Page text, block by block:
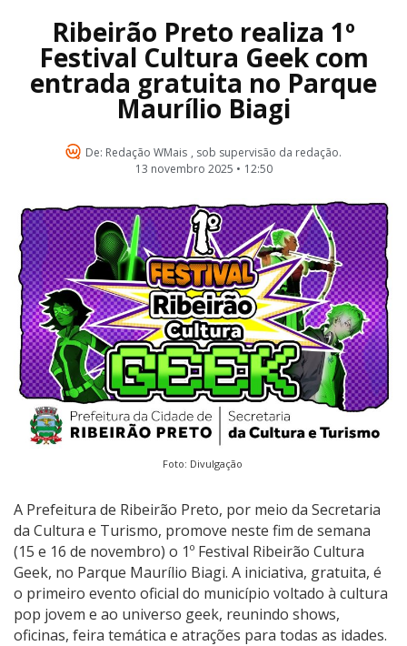
Ribeirão Preto realiza 1º
Festival Cultura Geek com
entrada gratuita no Parque
Maurílio Biagi
De: Redação WMais , sob supervisão da redação.
13 novembro 2025 • 12:50
Foto: Divulgação
A Prefeitura de Ribeirão Preto, por meio da Secretaria
da Cultura e Turismo, promove neste fim de semana
(15 e 16 de novembro) o 1º Festival Ribeirão Cultura
Geek, no Parque Maurílio Biagi. A iniciativa, gratuita, é
o primeiro evento oficial do município voltado à cultura
pop jovem e ao universo geek, reunindo shows,
oficinas, feira temática e atrações para todas as idades.